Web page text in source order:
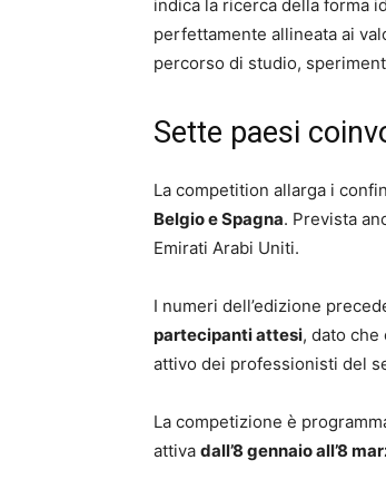
indica la ricerca della forma
perfettamente allineata ai
percorso di studio,
Sette paesi
La competition allarga i
Belgio e Spagna. Prevista
Emirati Arabi Uniti.
I numeri dell’edizione
partecipanti attesi, dato
attivo dei professionisti del
La competizione è
attiva dall’8 gennaio all’8